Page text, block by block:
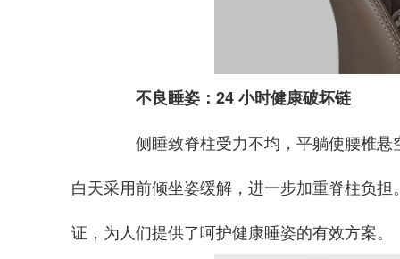
不良睡姿：24 小时健康破坏链
侧睡致脊柱受力不均，平躺使腰椎悬
白天采用前倾坐姿缓解，进一步加重脊柱负
证，为人们提供了呵护健康睡姿的有效方案。